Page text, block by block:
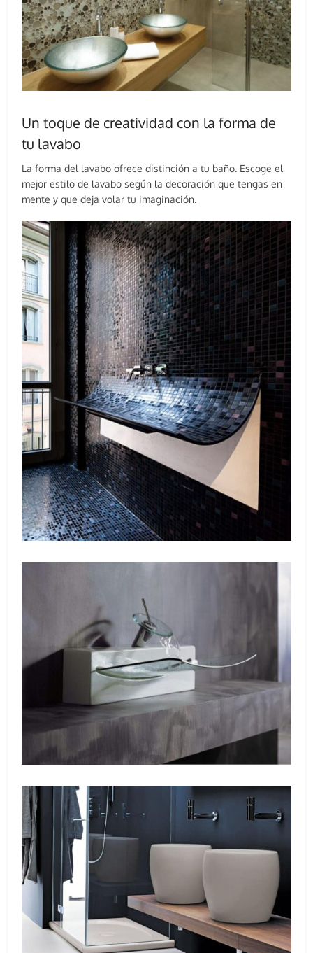
Un toque de creatividad con la forma de
tu lavabo
La forma del lavabo ofrece distinción a tu baño. Escoge el
mejor estilo de lavabo según la decoración que tengas en
mente y que deja volar tu imaginación.